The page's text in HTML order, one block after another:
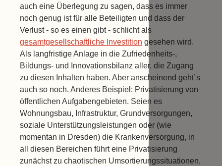
auch eine Überlegung zu sagen, dass es immer
noch genug ist für alle Beteiligten und dass der
Verlust - so es einen gibt - schlicht als
gesamtgesellschaftliche Investition gesehen wird.
Als langfristige Anlage in die Zufriedenheits-,
Bildungs- und Innovationsbilanz aller, die Zugang
zu diesen Inhalten haben. Aber anscheinend geht´s
auch so noch. Anderes Beispiel: Privatisierung von
öffentlichen Aufgabengebieten. Seien es
Wohnungsbau, Infrastruktur, Grundversorgungen,
soziale Unterstützungsleistungen oder (wie
momentan in Dresden) die Krankenversorgung, in
all diesen Bereichen führt eine Privatisierung
zunächst zu chaotischen Umsortierungssituationen,